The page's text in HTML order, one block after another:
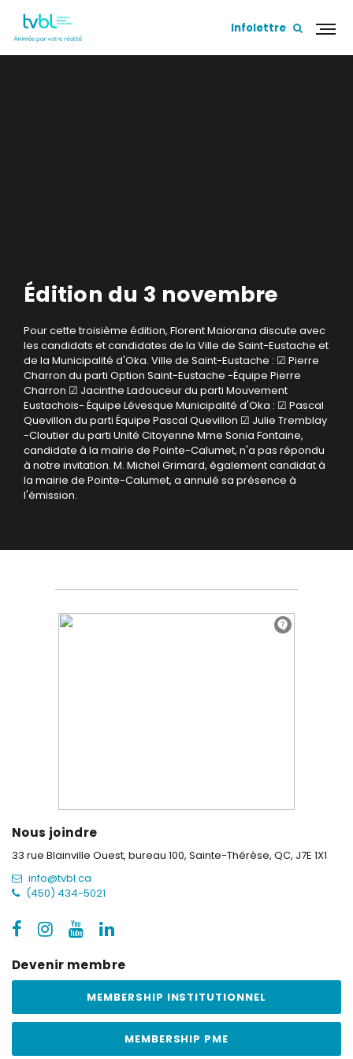
Infolettre
Édition du 3 novembre
Pour cette troisième édition, Florent Maiorana discute avec
les candidats et candidates de la Ville de Saint-Eustache et
de la Municipalité d'Oka. Ville de Saint-Eustache : ☑ Pierre
Charron du parti Option Saint-Eustache -Équipe Pierre
Charron ☑ Jacinthe Ladouceur du parti Mouvement
Eustachois- Équipe Lévesque Municipalité d'Oka : ☑ Pascal
Quevillon du parti Équipe Pascal Quevillon ☑ Julie Tremblay
-Cloutier du parti Unité Citoyenne Mme Sonia Fontaine,
candidate à la mairie de Pointe-Calumet, n'a pas répondu
à notre invitation. M. Michel Grimard, également candidat à
la mairie de Pointe-Calumet, a annulé sa présence à
l'émission.
Nous joindre
33 rue Blainville Ouest, bureau 100, Sainte-Thérèse, QC, J7E 1X1
info@tvbl.ca
(450) 434-5021
Devenir membre
MEMBERSHIP INSTITUTIONNEL
MEMBERSHIP PME